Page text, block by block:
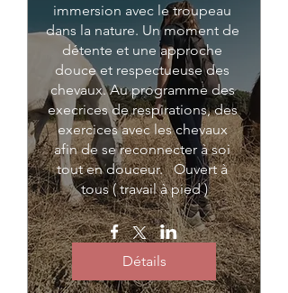
immersion avec le troupeau
dans la nature. Un moment de
détente et une approche
douce et respectueuse des
chevaux. Au programme des
execrices de respirations, des
exercices avec les chevaux
afin de se reconnecter à soi
tout en douceur.   Ouvert à
tous ( travail à pied )
Détails